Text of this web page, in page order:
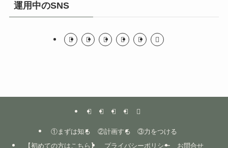
運用中のSNS
①まずは知る ②計画する
③力をつける
【初めての方はこちら】
プライバシーポリシー お問合せ